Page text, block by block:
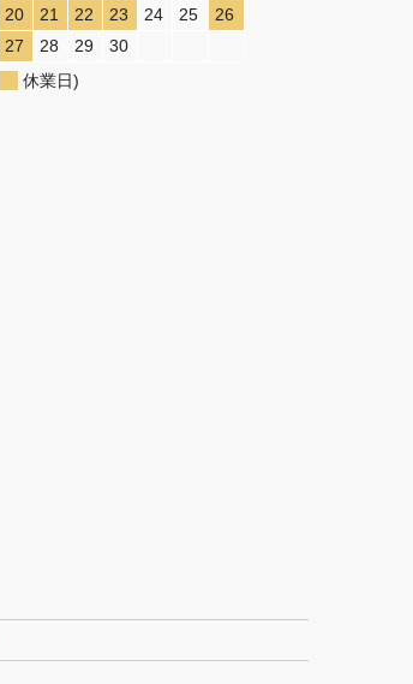
20
21 22 23 24 25
26
27
28 29
30
休業日)